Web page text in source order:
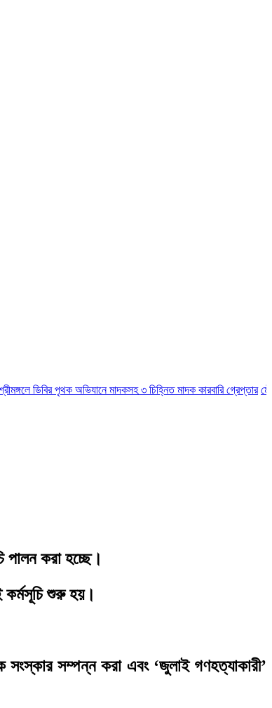
ডিবির পৃথক অভিযানে মাদকসহ ৩ চিহ্নিত মাদক কারবারি গ্রেপ্তার
পালন করা হচ্ছে।
কর্মসূচি শুরু হয়।
সংস্কার সম্পন্ন করা এবং ‘জুলাই গণহত্যাকারী’